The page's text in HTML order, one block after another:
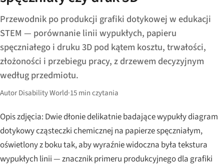
Przewodnik po produkcji grafiki dotykowej w edukacji
STEM — porównanie linii wypukłych, papieru
spęczniałego i druku 3D pod kątem kosztu, trwałości,
złożoności i przebiegu pracy, z drzewem decyzyjnym
według przedmiotu.
Autor Disability World·15 min czytania
Opis zdjęcia: Dwie dłonie delikatnie badające wypukły diagram
dotykowy cząsteczki chemicznej na papierze spęczniałym,
oświetlony z boku tak, aby wyraźnie widoczna była tekstura
wypukłych linii — znacznik primeru produkcyjnego dla grafiki